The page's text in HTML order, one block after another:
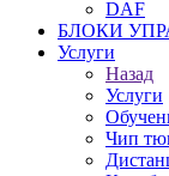
DAF
БЛОКИ
Услуги
Назад
Услуги
Чип